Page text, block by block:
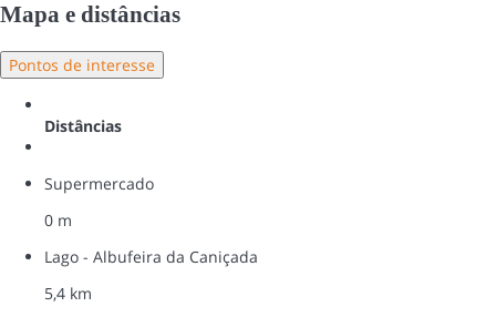
Mapa e distâncias
Pontos de interesse
Distâncias
Supermercado
0 m
Lago - Albufeira da Caniçada
5,4 km